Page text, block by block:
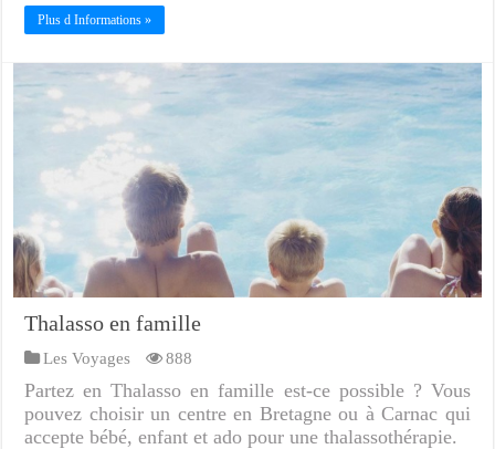
Plus d Informations »
Thalasso en famille
Les Voyages 888
Partez en Thalasso en famille est-ce possible ? Vous
pouvez choisir un centre en Bretagne ou à Carnac qui
accepte bébé, enfant et ado pour une thalassothérapie.